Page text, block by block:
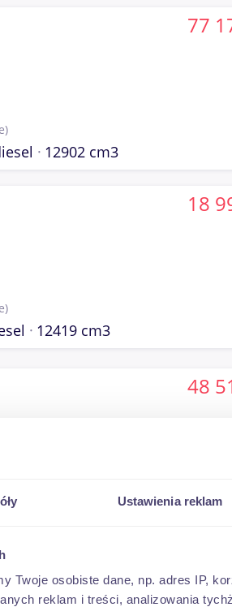
Ustawienia reklam
Twoje osobiste dane, np. adres IP,
reklam i treści, analizowania
77
12902 cm3
18
12419 cm3
48